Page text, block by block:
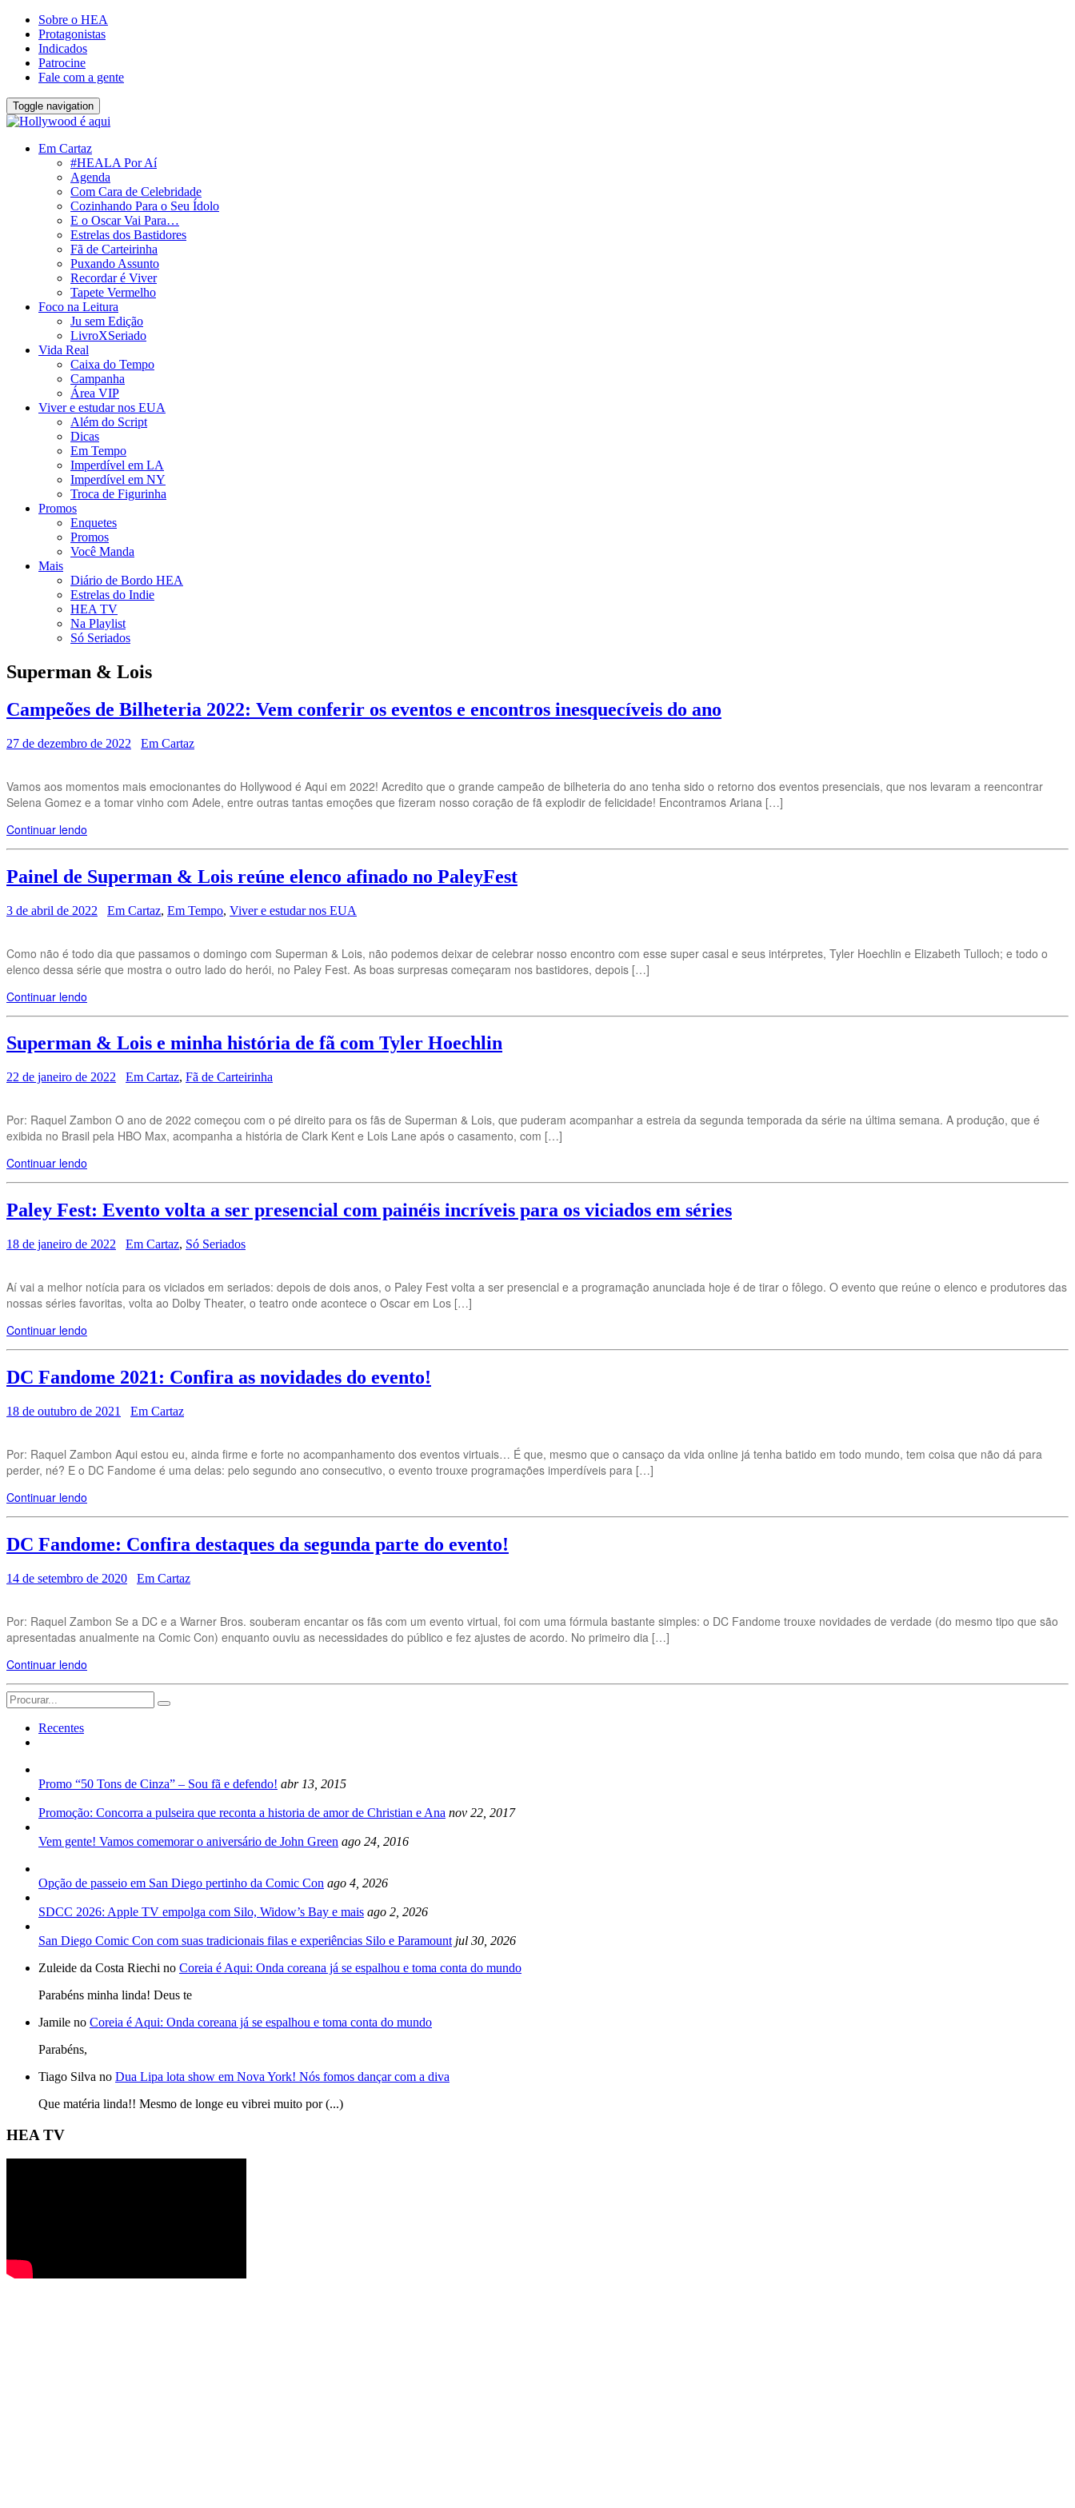
Sobre o HEA
Protagonistas
Indicados
Patrocine
Fale com a gente
Toggle navigation
Em Cartaz
#HEALA Por Aí
Agenda
Com Cara de Celebridade
Cozinhando Para o Seu Ídolo
E o Oscar Vai Para…
Estrelas dos Bastidores
Fã de Carteirinha
Puxando Assunto
Recordar é Viver
Tapete Vermelho
Foco na Leitura
Ju sem Edição
LivroXSeriado
Vida Real
Caixa do Tempo
Campanha
Área VIP
Viver e estudar nos EUA
Além do Script
Dicas
Em Tempo
Imperdível em LA
Imperdível em NY
Troca de Figurinha
Promos
Enquetes
Promos
Você Manda
Mais
Diário de Bordo HEA
Estrelas do Indie
HEA TV
Na Playlist
Só Seriados
Superman & Lois
Campeões de Bilheteria 2022: Vem conferir os eventos e encontros inesquecíveis do ano
27 de dezembro de 2022 Em Cartaz
Vamos aos momentos mais emocionantes do Hollywood é Aqui em 2022! Acredito que o grande campeão de bilheteria do ano tenha sido o retorno dos eventos presenciais, que nos levaram a reencontrar
Selena Gomez e a tomar vinho com Adele, entre outras tantas emoções que fizeram nosso coração de fã explodir de felicidade! Encontramos Ariana […]
Continuar lendo
Painel de Superman & Lois reúne elenco afinado no PaleyFest
3 de abril de 2022 Em Cartaz, Em Tempo, Viver e estudar nos EUA
Como não é todo dia que passamos o domingo com Superman & Lois, não podemos deixar de celebrar nosso encontro com esse super casal e seus intérpretes, Tyler Hoechlin e Elizabeth Tulloch; e todo o
elenco dessa série que mostra o outro lado do herói, no Paley Fest. As boas surpresas começaram nos bastidores, depois […]
Continuar lendo
Superman & Lois e minha história de fã com Tyler Hoechlin
22 de janeiro de 2022 Em Cartaz, Fã de Carteirinha
Por: Raquel Zambon O ano de 2022 começou com o pé direito para os fãs de Superman & Lois, que puderam acompanhar a estreia da segunda temporada da série na última semana. A produção, que é
exibida no Brasil pela HBO Max, acompanha a história de Clark Kent e Lois Lane após o casamento, com […]
Continuar lendo
Paley Fest: Evento volta a ser presencial com painéis incríveis para os viciados em séries
18 de janeiro de 2022 Em Cartaz, Só Seriados
Aí vai a melhor notícia para os viciados em seriados: depois de dois anos, o Paley Fest volta a ser presencial e a programação anunciada hoje é de tirar o fôlego. O evento que reúne o elenco e produtores das
nossas séries favoritas, volta ao Dolby Theater, o teatro onde acontece o Oscar em Los […]
Continuar lendo
DC Fandome 2021: Confira as novidades do evento!
18 de outubro de 2021 Em Cartaz
Por: Raquel Zambon Aqui estou eu, ainda firme e forte no acompanhamento dos eventos virtuais… É que, mesmo que o cansaço da vida online já tenha batido em todo mundo, tem coisa que não dá para
perder, né? E o DC Fandome é uma delas: pelo segundo ano consecutivo, o evento trouxe programações imperdíveis para […]
Continuar lendo
DC Fandome: Confira destaques da segunda parte do evento!
14 de setembro de 2020 Em Cartaz
Por: Raquel Zambon Se a DC e a Warner Bros. souberam encantar os fãs com um evento virtual, foi com uma fórmula bastante simples: o DC Fandome trouxe novidades de verdade (do mesmo tipo que são
apresentadas anualmente na Comic Con) enquanto ouviu as necessidades do público e fez ajustes de acordo. No primeiro dia […]
Continuar lendo
Search
for:
Recentes
Promo “50 Tons de Cinza” – Sou fã e defendo! abr 13, 2015
Promoção: Concorra a pulseira que reconta a historia de amor de Christian e Ana nov 22, 2017
Vem gente! Vamos comemorar o aniversário de John Green ago 24, 2016
Opção de passeio em San Diego pertinho da Comic Con ago 4, 2026
SDCC 2026: Apple TV empolga com Silo, Widow’s Bay e mais ago 2, 2026
San Diego Comic Con com suas tradicionais filas e experiências Silo e Paramount jul 30, 2026
Zuleide da Costa Riechi no Coreia é Aqui: Onda coreana já se espalhou e toma conta do mundo
Parabéns minha linda! Deus te
Jamile no Coreia é Aqui: Onda coreana já se espalhou e toma conta do mundo
Parabéns,
Tiago Silva no Dua Lipa lota show em Nova York! Nós fomos dançar com a diva
Que matéria linda!! Mesmo de longe eu vibrei muito por (...)
HEA TV